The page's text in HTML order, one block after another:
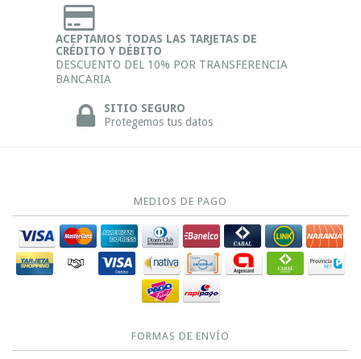
ACEPTAMOS TODAS LAS TARJETAS DE
CRÉDITO Y DÉBITO
DESCUENTO DEL 10% POR TRANSFERENCIA
BANCARIA
SITIO SEGURO
Protegemos tus datos
MEDIOS DE PAGO
FORMAS DE ENVÍO